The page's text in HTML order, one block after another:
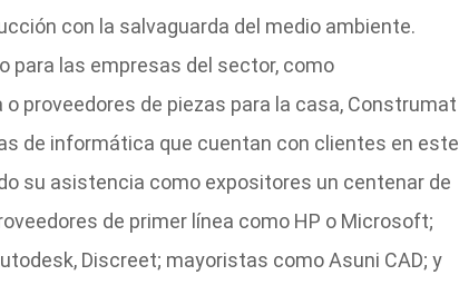
con la salvaguarda del medio ambiente.
para las empresas del sector, como
proveedores de piezas para la casa, Construmat
de informática que cuentan con clientes en este
su asistencia como expositores un centenar de
de primer línea como HP o Microsoft;
Discreet; mayoristas como Asuni CAD; y